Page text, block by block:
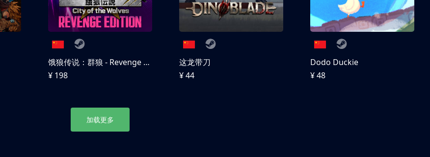
饿狼传说：群狼 - Revenge Edition
¥ 198
这龙带刀
¥ 44
Dodo Duckie
¥ 48
加载更多